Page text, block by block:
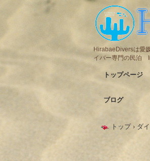
HirabaeDiversは愛
イバー専門の民泊
トップページ
ブログ
トップ › ダ